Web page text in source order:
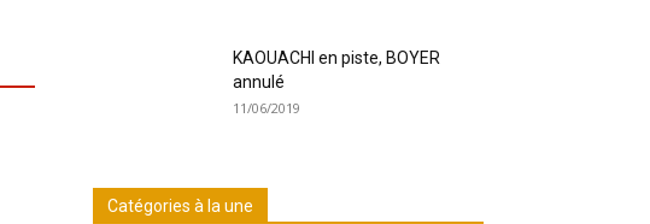
KAOUACHI en piste, BOYER
annulé
11/06/2019
Catégories à la une